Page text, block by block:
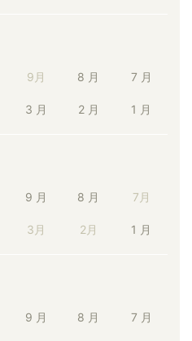
9月 8 月 7 月
3 月 2 月 1 月
9 月 8 月 7月
3月 2月 1 月
9 月 8 月 7 月